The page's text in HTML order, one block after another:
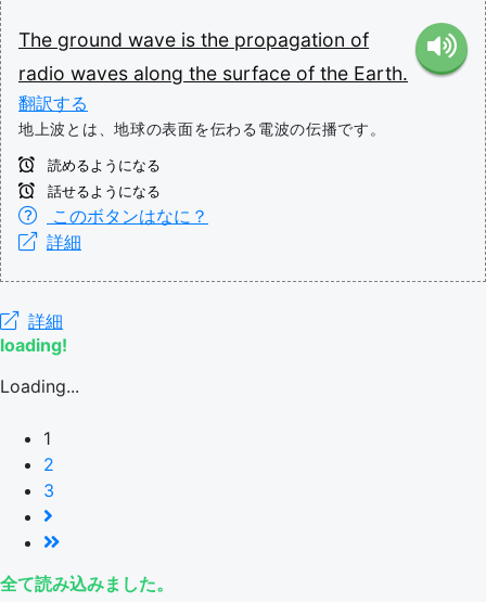
The ground wave is the propagation of
radio waves along the surface of the Earth.
翻訳する
地上波とは、地球の表面を伝わる電波の伝播です。
読めるようになる
話せるようになる
このボタンはなに？
詳細
詳細
loading!
Loading...
1
2
3
全て読み込みました。